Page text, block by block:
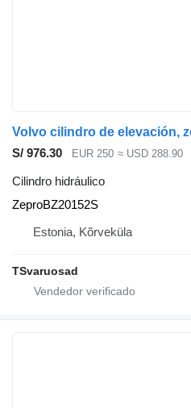
S/ 976.30 EUR 250 ≈ USD 288.90
Cilindro hidráulico
ZeproBZ20152S
Estonia, Kõrveküla
TSvaruosad